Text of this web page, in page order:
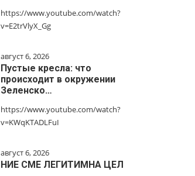
https://www.youtube.com/watch?
v=E2trVlyX_Gg
август 6, 2026
Пустые кресла: что
происходит в окружении
Зеленско…
https://www.youtube.com/watch?
v=KWqKTADLFuI
август 6, 2026
НИЕ СМЕ ЛЕГИТИМНА ЦЕЛ